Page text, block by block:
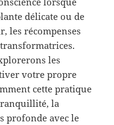
délicate ou de
les récompenses
les
votre propre
cette pratique
la
profonde avec le